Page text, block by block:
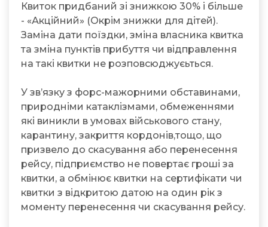
Квиток придбаний зі знижкою 30% і більше
- «Акційний» (Окрім знижки для дітей).
Заміна дати поїздки, зміна власника квитка
та зміна пунктів прибуття чи відправлення
на такі квитки не розповсюджуєьться.
У зв’язку з форс-мажорними обставинами,
природніми катаклізмами, обмеженнями
які виникли в умовах військового стану,
карантину, закриття кордонів,тощо, що
призвело до скасування або перенесення
рейсу, підприємство не повертає гроші за
квитки, а обмінює квитки на сертифікати чи
квитки з відкритою датою на один рік з
моменту перенесення чи скасування рейсу.